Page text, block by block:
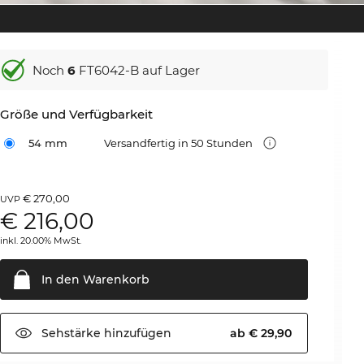
Noch6 FT6042-B auf Lager
Größe und Verfügbarkeit
54 mm Versandfertig in 50 Stunden
UVP€ 270,00
€216,00
inkl. 20.00% MwSt.
In den Warenkorb
Sehstärke hinzufügen ab € 29,90